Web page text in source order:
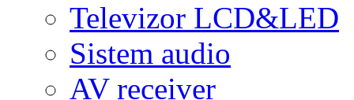
Televizor LCD&LED
Sistem audio
AV receiver